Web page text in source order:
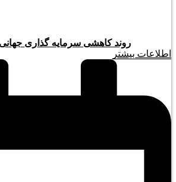
روند کاهشی سرمایه گذاری
اطلاعات بیشتر